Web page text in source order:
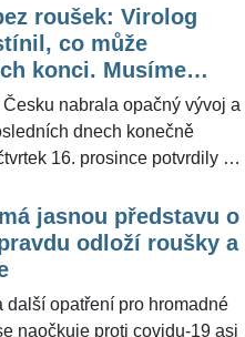
nařízená vládou. Virolog Jiří
s virem SARS-
pohledu.
muset proti těm novým
velký tlak na vývoj
míře s námi virus přeci
pro ŽivotvČesku.cz.
roušek: Virolog
co může
konci. Musíme
prvky, říká
nabrala opačný vývoj a
dnech konečně
16. prosince potvrdily 9
čtvrtkem. Ale platným
nosit roušky a
co s epidemiologickou
respirátorů a roušek při
jasnou představu o
odloží roušky a
další opatření pro hromadné
naočkuje proti covidu-19 asi